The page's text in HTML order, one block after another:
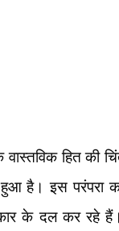
हित की
है। इस परंपरा का
के दल कर रहे